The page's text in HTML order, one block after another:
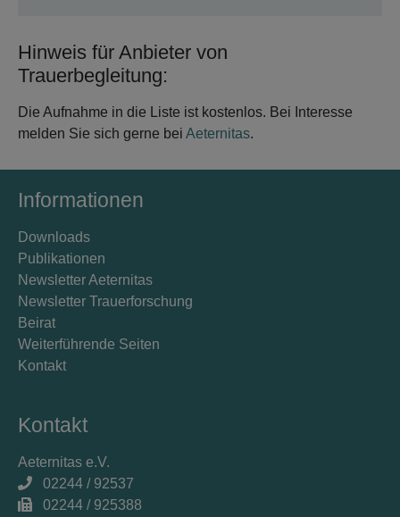
Hinweis für Anbieter von
Trauerbegleitung:
Die Aufnahme in die Liste ist kostenlos. Bei Interesse
melden Sie sich gerne bei Aeternitas.
Informationen
Downloads
Publikationen
Newsletter Aeternitas
Newsletter Trauerforschung
Beirat
Weiterführende Seiten
Kontakt
Kontakt
Aeternitas e.V.
02244 / 92537
02244 / 925388